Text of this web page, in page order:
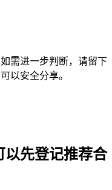
需进一步判断，请留下
以安全分享。
以先登记推荐合